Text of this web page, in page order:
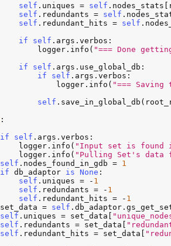
self . uniques = self . nodes_stats
self . redundants = self .
self . redundant_hits = self .
if
self . args . verbos :
logger . info ( "=== Done
if
self . args . use_global_db :
if
self . args . verbos :
logger . info ( "===
self . save_in_global_db (
:
if
self . args . verbos :
logger . info ( "Input set is found
logger . info ( "Pulling Set's data
self . nodes_found_in_gdb = 1
if db_adaptor is None :
self . uniques = - 1
self . redundants = - 1
self . redundant_hits = - 1
set_data = self . db_adaptor .
self . uniques = set_data
self . redundants = set_data
self . redundant_hits = set_data